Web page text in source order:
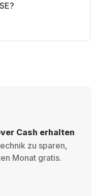
Cash erhalten
zu sparen,
Monat gratis.